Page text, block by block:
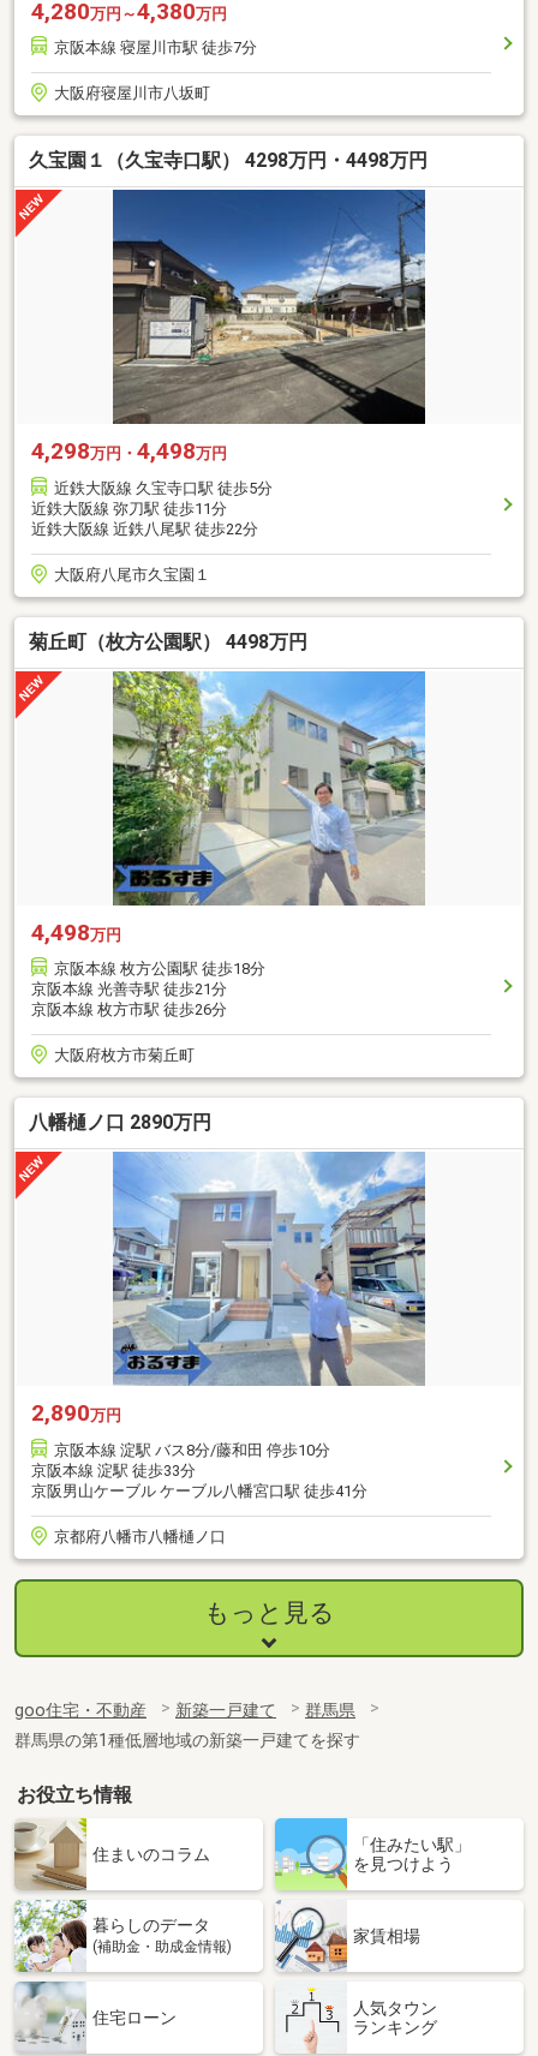
4,280万円～4,380万円
京阪本線 寝屋川市駅 徒歩7分
大阪府寝屋川市八坂町
久宝園１（久宝寺口駅） 4298万円・4498万円
4,298万円・ 4,498万円
近鉄大阪線 久宝寺口駅 徒歩5分
近鉄大阪線 弥刀駅 徒歩11分
近鉄大阪線 近鉄八尾駅 徒歩22分
大阪府八尾市久宝園１
菊丘町（枚方公園駅） 4498万円
4,498万円
京阪本線 枚方公園駅 徒歩18分
京阪本線 光善寺駅 徒歩21分
京阪本線 枚方市駅 徒歩26分
大阪府枚方市菊丘町
八幡樋ノ口 2890万円
2,890万円
京阪本線 淀駅 バス8分/藤和田 停歩10分
京阪本線 淀駅 徒歩33分
京阪男山ケーブル ケーブル八幡宮口駅 徒歩41分
京都府八幡市八幡樋ノ口
もっと見る
goo住宅・不動産 新築一戸建て
群馬県
群馬県の第1種低層地域の新築一戸建てを探す
お役立ち情報
住まいのコラム
「住みたい駅」
を見つけよう
暮らしのデータ
(補助金・助成金情報)
家賃相場
住宅ローン
人気タウン
ランキング